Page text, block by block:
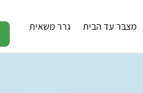
מצבר עד הבית גרר משאית